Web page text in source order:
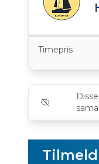
Timepris